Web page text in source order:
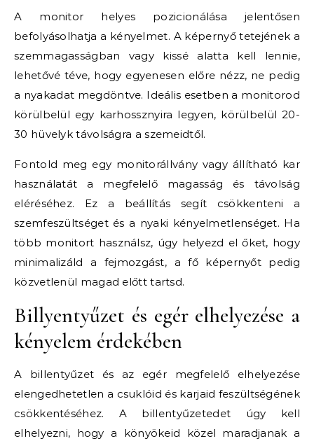
A monitor helyes pozicionálása jelentősen
befolyásolhatja a kényelmet. A képernyő tetejének a
szemmagasságban vagy kissé alatta kell lennie,
lehetővé téve, hogy egyenesen előre nézz, ne pedig
a nyakadat megdöntve. Ideális esetben a monitorod
körülbelül egy karhossznyira legyen, körülbelül 20-
30 hüvelyk távolságra a szemeidtől.
Fontold meg egy monitorállvány vagy állítható kar
használatát a megfelelő magasság és távolság
eléréséhez. Ez a beállítás segít csökkenteni a
szemfeszültséget és a nyaki kényelmetlenséget. Ha
több monitort használsz, úgy helyezd el őket, hogy
minimalizáld a fejmozgást, a fő képernyőt pedig
közvetlenül magad előtt tartsd.
Billyentyűzet és egér elhelyezése a
kényelem érdekében
A billentyűzet és az egér megfelelő elhelyezése
elengedhetetlen a csuklóid és karjaid feszültségének
csökkentéséhez. A billentyűzetedet úgy kell
elhelyezni, hogy a könyökeid közel maradjanak a